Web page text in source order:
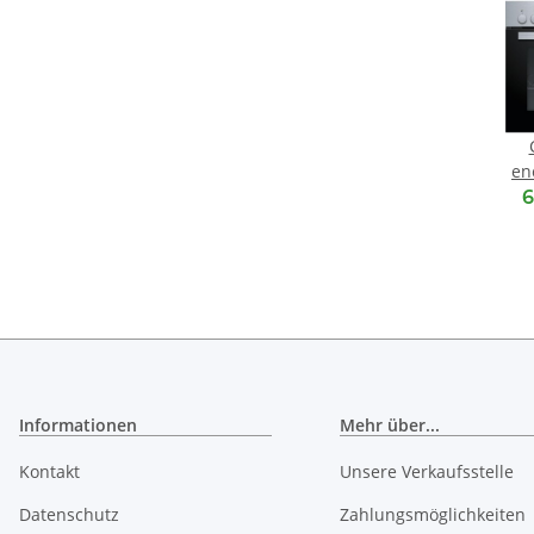
Informationen
Kontakt
Datenschutz
Mehr über...
Unsere Verkaufsstelle
Zahlungsmöglichkeiten